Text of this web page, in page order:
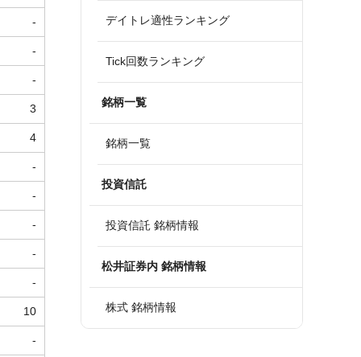
-
-
-
3
4
-
-
-
-
-
10
-
デイトレ適性ランキング
Tick回数ランキング
銘柄一覧
銘柄一覧
投資信託
投資信託 銘柄情報
松井証券内 銘柄情報
株式 銘柄情報